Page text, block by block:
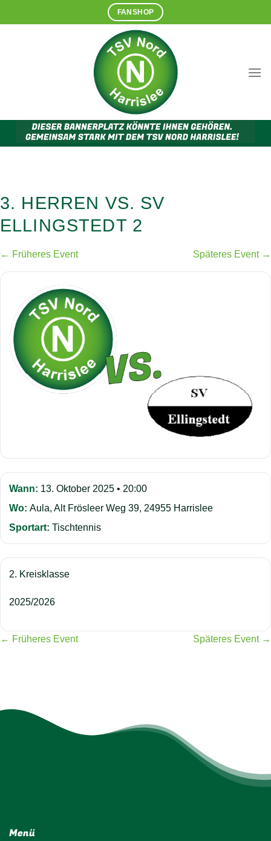
Inhalt
FANSHOP
3. HERREN VS. SV
ELLINGSTEDT 2
← Früheres Event Späteres Event →
Wann: 13. Oktober 2025 • 20:00
Wo: Aula, Alt Frösleer Weg 39, 24955 Harrislee
Sportart: Tischtennis
2. Kreisklasse
2025/2026
← Früheres Event Späteres Event →
Menü